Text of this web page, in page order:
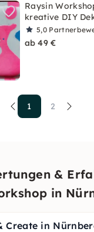
Raysin
kreative DIY
5,0
ab 49 €
1 2
&
in